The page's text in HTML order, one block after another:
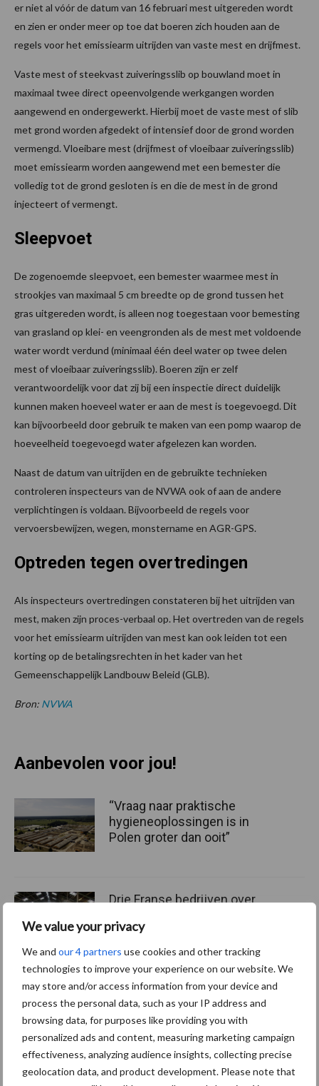
We value your privacy
We and our 4 partners use cookies and other tracking
technologies to improve your experience on our website. We
may store and/or access information from your device and
process the personal data, such as your IP address and
browsing data, for purposes like providing you with
personalized ads and content, measuring marketing campaign
effectiveness, analyzing audience insights, collecting precise
geolocation data, and product development. Please note that
er niet al vóór de datum van 16 februari mest uitgereden wordt
en zien er onder meer op toe dat boeren zich houden aan de
regels voor het emissiearm uitrijden van vaste mest en drijfmest.
Vaste mest of steekvast zuiveringsslib op bouwland moet in
maximaal twee direct opeenvolgende werkgangen worden
aangewend en ondergewerkt. Hierbij moet de vaste mest of slib
met grond worden afgedekt of intensief door de grond worden
vermengd. Vloeibare mest (drijfmest of vloeibaar zuiveringsslib)
moet emissiearm worden aangewend met een bemester die
volledig tot de grond gesloten is en die de mest in de grond
injecteert of vermengt.
Sleepvoet
De zogenoemde sleepvoet, een bemester waarmee mest in
strookjes van maximaal 5 cm breedte op de grond tussen het
gras uitgereden wordt, is alleen nog toegestaan voor bemesting
van grasland op klei- en veengronden als de mest met voldoende
water wordt verdund (minimaal één deel water op twee delen
mest of vloeibaar zuiveringsslib). Boeren zijn er zelf
verantwoordelijk voor dat zij bij een inspectie direct duidelijk
kunnen maken hoeveel water er aan de mest is toegevoegd. Dit
kan bijvoorbeeld door gebruik te maken van een pomp waarop de
hoeveelheid toegevoegd water afgelezen kan worden.
Naast de datum van uitrijden en de gebruikte technieken
controleren inspecteurs van de NVWA ook of aan de andere
verplichtingen is voldaan. Bijvoorbeeld de regels voor
vervoersbewijzen, wegen, monstername en AGR-GPS.
Optreden tegen overtredingen
Als inspecteurs overtredingen constateren bij het uitrijden van
mest, maken zijn proces-verbaal op. Het overtreden van de regels
voor het emissiearm uitrijden van mest kan ook leiden tot een
korting op de betalingsrechten in het kader van het
Gemeenschappelijk Landbouw Beleid (GLB).
Bron: NVWA
Aanbevolen voor jou!
“Vraag naar praktische
hygieneoplossingen is in
Polen groter dan ooit”
Drie Franse bedrijven over
kilogram melk
Pöttinger introduceert
compacte dubbelrotor-
zwadhark in de hef